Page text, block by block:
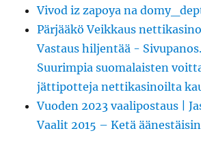
Vivod iz zapoya na
Pärjääkö Veikkaus
Vastaus hiljentää -
Suurimpia suomalaisten
jättipotteja nettikasinoilta
Vuoden 2023 vaalipostaus |
Vaalit 2015 – Ketä äänestäisin